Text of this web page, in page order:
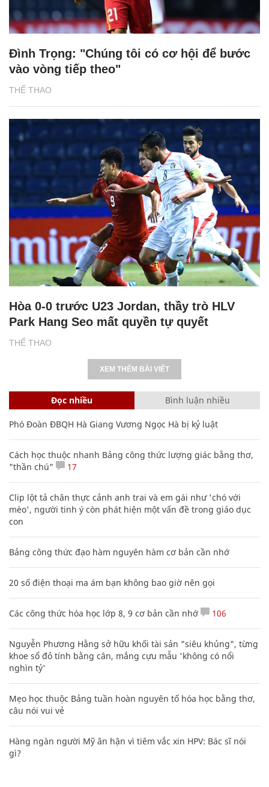
THỂ THAO
Đình Trọng: "Chúng tôi có cơ hội để bước
vào vòng tiếp theo"
THỂ THAO
Hòa 0-0 trước U23 Jordan, thầy trò HLV
Park Hang Seo mất quyền tự quyết
XEM THÊM BÀI VIẾT
Đọc nhiều Bình luận nhiều
Phó Đoàn ĐBQH Hà Giang Vương Ngọc Hà bị kỷ luật
Cách học thuộc nhanh Bảng công thức lượng giác bằng thơ,
"thần chú"
17
Clip lột tả chân thực cảnh anh trai và em gái như 'chó với
mèo', người tinh ý còn phát hiện một vấn đề trong giáo dục
con
Bảng công thức đạo hàm nguyên hàm cơ bản cần nhớ
20 số điện thoại ma ám bạn không bao giờ nên gọi
Các công thức hóa học lớp 8, 9 cơ bản cần nhớ 106
Nguyễn Phương Hằng sở hữu khối tài sản "siêu khủng", từng
khoe sổ đỏ tính bằng cân, mắng cựu mẫu 'không có nổi
nghìn tỷ'
Mẹo học thuộc Bảng tuần hoàn nguyên tố hóa học bằng thơ,
câu nói vui vẻ
Hàng ngàn người Mỹ ân hận vì tiêm vắc xin HPV: Bác sĩ nói
gì?